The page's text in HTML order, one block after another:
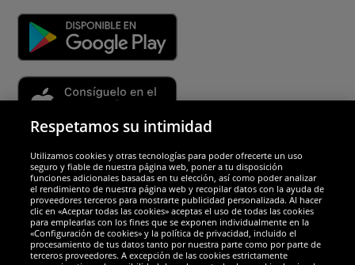
Socios y seguridad
Galardones
Respetamos su intimidad
Utilizamos cookies y otras tecnologías para poder ofrecerte un uso
seguro y fiable de nuestra página web, poner a tu disposición
funciones adicionales basadas en tu elección, así como poder analizar
el rendimiento de nuestra página web y recopilar datos con la ayuda de
proveedores terceros para mostrarte publicidad personalizada. Al hacer
clic en «Aceptar todas las cookies» aceptas el uso de todas las cookies
para emplearlas con los fines que se exponen individualmente en la
«Configuración de cookies» y la política de privacidad, incluido el
procesamiento de tus datos tanto por nuestra parte como por parte de
terceros proveedores. A excepción de las cookies estrictamente